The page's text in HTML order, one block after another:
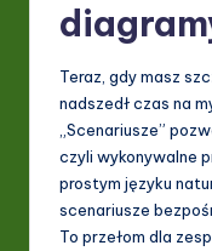
Teraz, gdy masz
nadszedł czas na
„Scenariusze”
czyli wykonywalne
prostym języku
scenariusze
To przełom dla